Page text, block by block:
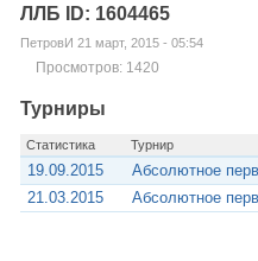
ЛЛБ ID: 1604465
ПетровИ 21 март, 2015 - 05:54
Просмотров: 1420
Турниры
Статистика Турнир
19.09.2015
Абсолютное
21.03.2015
Абсолютное